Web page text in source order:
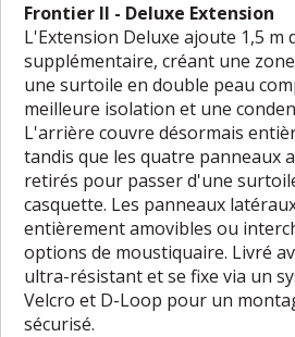
Frontier II - Deluxe Extension
L'Extension Deluxe ajoute 1,5 m
supplémentaire, créant une
une surtoile en double peau
meilleure isolation et une
L'arrière couvre désormais
tandis que les quatre panneaux
retirés pour passer d'une
casquette. Les panneaux
entièrement amovibles ou
options de moustiquaire. Livré
ultra-résistant et se fixe via un
Velcro et D-Loop pour un
sécurisé.